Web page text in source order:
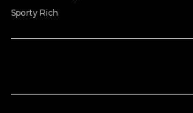
Sporty Rich